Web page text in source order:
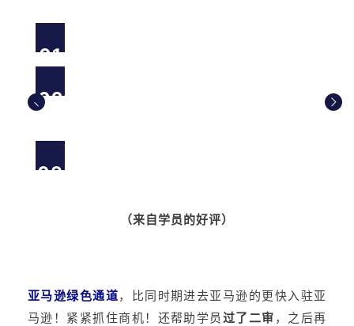
01
02
03
（来自学员的好评）
亚马逊绿色通道，比同时期进去亚马逊的更快入驻亚
马逊！紧紧抓住商机！ 还帮助学员 过了二审 ，之后再